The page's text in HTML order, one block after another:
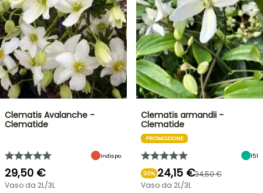
Clematis Avalanche -
Clematide
Indispo.
29,50 €
Vaso da 2L/3L
Clematis armandii -
Clematide
PROMOZIONE
151
30% 24,15 €34,50 €
Vaso da 2L/3L